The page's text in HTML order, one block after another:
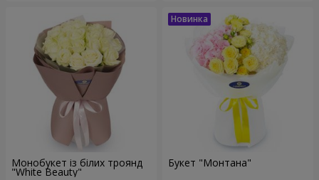
Монобукет із білих троянд
"White Beauty"
Букет "Монтана"